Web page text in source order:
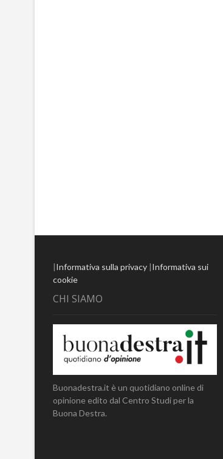
|Informativa sulla privacy |Informativa sui
cookie
CHI SIAMO
Buonadestra.it è un quotidiano online di
opinione edito dal Centro Studi per la
Buona Destra.